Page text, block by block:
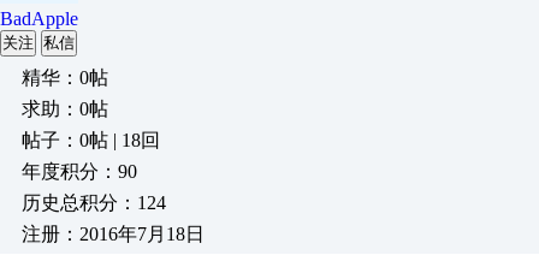
BadApple
关注 私信
精华：0帖
求助：0帖
帖子：0帖 | 18回
年度积分：90
历史总积分：124
注册：2016年7月18日